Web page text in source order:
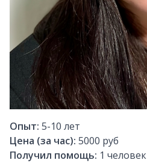
Опыт: 5-10 лет
Цена (за час): 5000 руб
Получил помощь: 1 человек